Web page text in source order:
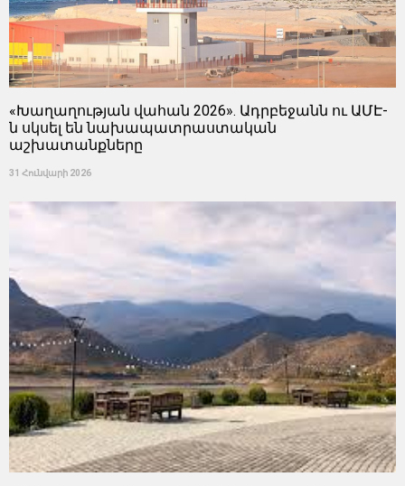
«Խաղաղության վահան 2026». Ադրբեջանն ու ԱՄԷ-
ն սկսել են նախապատրաստական ​​
աշխատանքները
31 Հունվարի 2026